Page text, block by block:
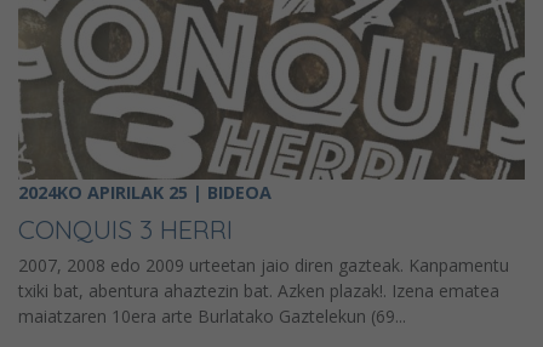
2024KO APIRILAK 25 | BIDEOA
CONQUIS 3 HERRI
2007, 2008 edo 2009 urteetan jaio diren gazteak. Kanpamentu
txiki bat, abentura ahaztezin bat. Azken plazak!. Izena ematea
maiatzaren 10era arte Burlatako Gaztelekun (69...